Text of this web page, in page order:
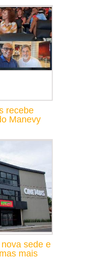
recebe
Manevy
sede e
mais